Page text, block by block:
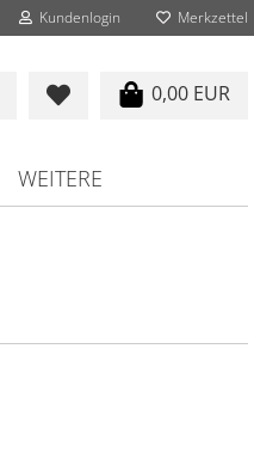
Kundenlogin Merkzettel
0,00 EUR
WEITERE